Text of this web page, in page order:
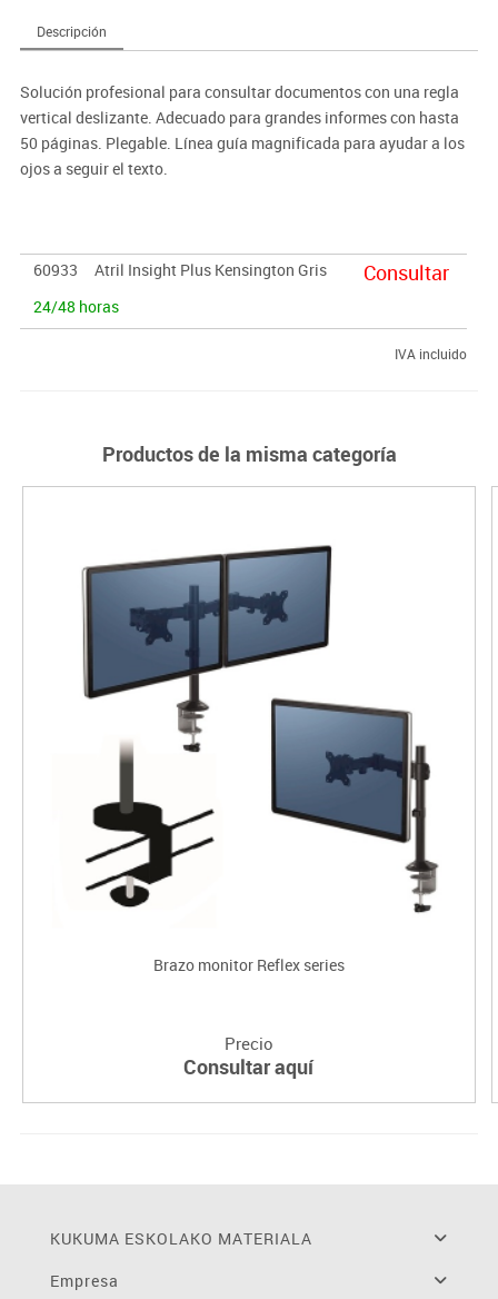
Descripción
Solución profesional para consultar documentos con una regla
vertical deslizante. Adecuado para grandes informes con hasta
50 páginas. Plegable. Línea guía magnificada para ayudar a los
ojos a seguir el texto.
60933
Atril Insight Plus Kensington Gris
24/48 horas
Consultar
IVA incluido
Productos de la misma categoría
Brazo monitor Reflex series
Precio
Consultar aquí
KUKUMA ESKOLAKO MATERIALA
Empresa